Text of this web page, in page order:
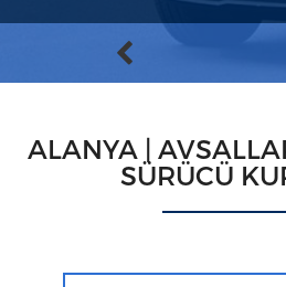
ALANYA |
SÜRÜCÜ